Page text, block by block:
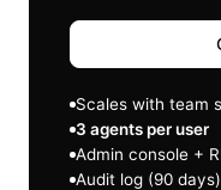
Scales with team
3 agents per user
Admin console +
Audit log (90 days)